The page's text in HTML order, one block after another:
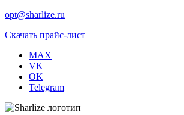
opt@sharlize.ru
Скачать прайс-лист
MAX
VK
OK
Telegram